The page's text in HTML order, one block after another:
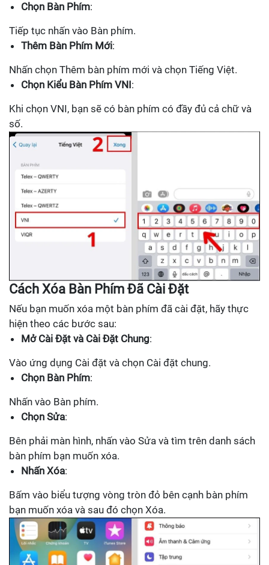
Chọn Bàn Phím:
Tiếp tục nhấn vào Bàn phím.
Thêm Bàn Phím Mới:
Nhấn chọn Thêm bàn phím mới và chọn Tiếng Việt.
Chọn Kiểu Bàn Phím VNI:
Khi chọn VNI, bạn sẽ có bàn phím có đầy đủ cả chữ và
số.
Cách Xóa Bàn Phím Đã Cài Đặt
Nếu bạn muốn xóa một bàn phím đã cài đặt, hãy thực
hiện theo các bước sau:
Mở Cài Đặt và Cài Đặt Chung:
Vào ứng dụng Cài đặt và chọn Cài đặt chung.
Chọn Bàn Phím:
Nhấn vào Bàn phím.
Chọn Sửa:
Bên phải màn hình, nhấn vào Sửa và tìm trên danh sách
bàn phím bạn muốn xóa.
Nhấn Xóa:
Bấm vào biểu tượng vòng tròn đỏ bên cạnh bàn phím
bạn muốn xóa và sau đó chọn Xóa.